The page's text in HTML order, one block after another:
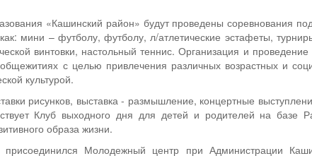
«Кашинский район» будут проведены соревнования
мини – футболу, футболу, л/атлетические эстафеты,
винтовки, настольный теннис. Организация и
с целью привлечения различных возрастных и
культурой.
рисунков, выставка - размышление, концертные
Клуб выходного дня для детей и родителей на базе
образа жизни.
присоединился Молодежный центр при Администрации